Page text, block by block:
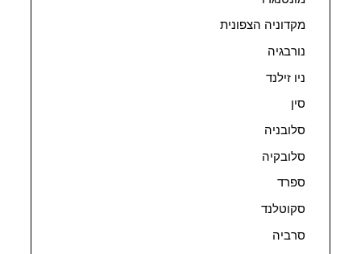
מקדוניה הצפונית
נורבגיה
ניו זילנד
סין
סלובניה
סלובקיה
ספרד
סקוטלנד
סרביה